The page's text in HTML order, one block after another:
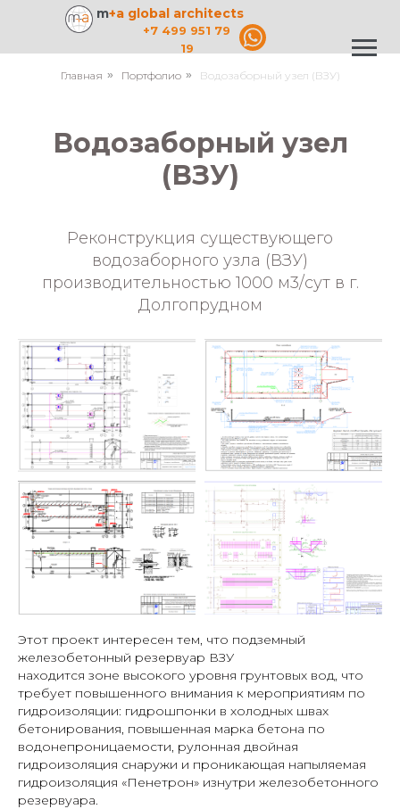
m+a global architects
+7 499 951 79
19
Главная » Портфолио » Водозаборный узел (ВЗУ)
Водозаборный узел
(ВЗУ)
Реконструкция существующего
водозаборного узла (ВЗУ)
производительностью 1000 м3/сут в г.
Долгопрудном
Этот проект интересен тем, что подземный
железобетонный резервуар ВЗУ
находится зоне высокого уровня грунтовых вод, что
требует повышенного внимания к мероприятиям по
гидроизоляции: гидрошпонки в холодных швах
бетонирования, повышенная марка бетона по
водонепроницаемости, рулонная двойная
гидроизоляция снаружи и проникающая напыляемая
гидроизоляция «Пенетрон» изнутри железобетонного
резервуара.